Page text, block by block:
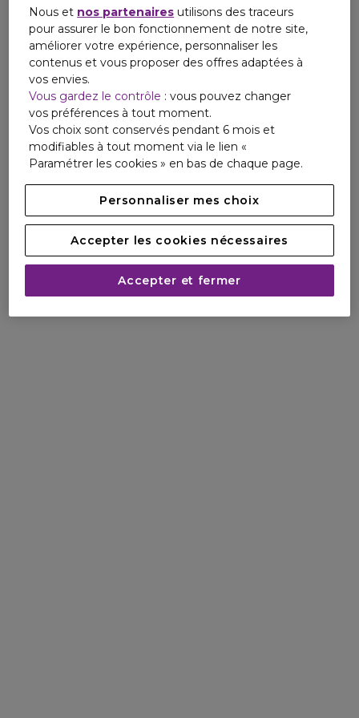
mat immédiat, tandis que son côté teinté estompe
instantanément les imperfections. Cette protection solaire
Lancaster se présente dans un format nomade facile à
transporter, vous permettant de l'emporter partout avec
vous pour des retouches faciles.
La peau paraît unifiée et plus jeune, avec un éclat naturel
immédiat, tout au long de l’année.
Résultats des tests auprès des utilisatrices :
99 %** affirment que le soin solaire Lancaster est une
protection solaire idéale à emporter partout avec soi.
97 %** affirment que la formule apporte une protection
ciblée contre les UV sur les zones sensibles et très
exposées (nez, joues, oreilles, contours des yeux et des
lèvres).
82 %** reconnaissent que les signes de photo-vieillissement
Nous et nos partenaires utilisons des traceurs
pour assurer le bon fonctionnement de notre site,
améliorer votre expérience, personnaliser les
contenus et vous proposer des offres adaptées à
vos envies.
Vous gardez le contrôle : vous pouvez changer
vos préférences à tout moment.
Vos choix sont conservés pendant 6 mois et
modifiables à tout moment via le lien «
Paramétrer les cookies » en bas de chaque page.
Personnaliser mes choix
Accepter les cookies nécessaires
Accepter et fermer